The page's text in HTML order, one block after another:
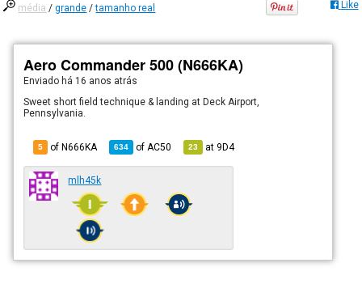
média /grande /tamanho real Like
Aero Commander 500 (N666KA)
Enviado há 16 anos atrás
Sweet short field technique & landing at Deck Airport,
Pennsylvania.
5 of N666KA 634 of AC50 23 at 9D4
mlh45k